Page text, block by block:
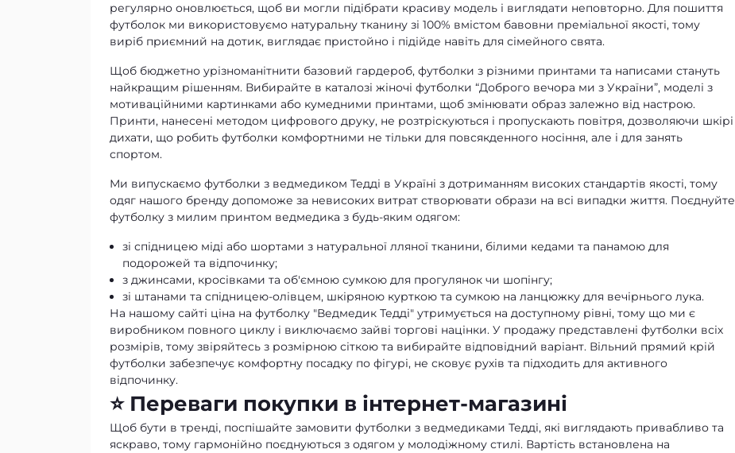
регулярно оновлюється, щоб ви могли підібрати красиву модель і виглядати неповторно. Для пошиття
футболок ми використовуємо натуральну тканину зі 100% вмістом бавовни преміальної якості, тому
виріб приємний на дотик, виглядає пристойно і підійде навіть для сімейного свята.
Щоб бюджетно урізноманітнити базовий гардероб, футболки з різними принтами та написами стануть
найкращим рішенням. Вибирайте в каталозі жіночі футболки “Доброго вечора ми з України”, моделі з
мотиваційними картинками або кумедними принтами, щоб змінювати образ залежно від настрою.
Принти, нанесені методом цифрового друку, не розтріскуються і пропускають повітря, дозволяючи шкірі
дихати, що робить футболки комфортними не тільки для повсякденного носіння, але і для занять
спортом.
Ми випускаємо футболки з ведмедиком Тедді в Україні з дотриманням високих стандартів якості, тому
одяг нашого бренду допоможе за невисоких витрат створювати образи на всі випадки життя. Поєднуйте
футболку з милим принтом ведмедика з будь-яким одягом:
зі спідницею міді або шортами з натуральної лляної тканини, білими кедами та панамою для
подорожей та відпочинку;
з джинсами, кросівками та об'ємною сумкою для прогулянок чи шопінгу;
зі штанами та спідницею-олівцем, шкіряною курткою та сумкою на ланцюжку для вечірнього лука.
На нашому сайті ціна на футболку "Ведмедик Тедді" утримується на доступному рівні, тому що ми є
виробником повного циклу і виключаємо зайві торгові націнки. У продажу представлені футболки всіх
розмірів, тому звіряйтесь з розмірною сіткою та вибирайте відповідний варіант. Вільний прямий крій
футболки забезпечує комфортну посадку по фігурі, не сковує рухів та підходить для активного
відпочинку.
⭐ Переваги покупки в інтернет-магазині
Щоб бути в тренді, поспішайте замовити футболки з ведмедиками Тедді, які виглядають привабливо та
яскраво, тому гармонійно поєднуються з одягом у молодіжному стилі. Вартість встановлена на